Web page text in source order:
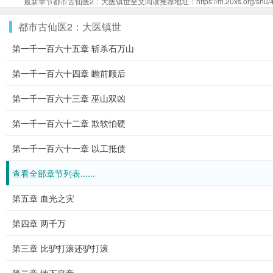
都市古仙医2：大医镇世
第一千一百六十五章 斩杀石万山
第一千一百六十四章 瞻前顾后
第一千一百六十三章 巫山双凶
第一千一百六十二章 欺软怕硬
第一千一百六十一章 以工抵债
查看全部章节列表......
第五章 血光之灾
第四章 两千万
第三章 比驴打滚还驴打滚